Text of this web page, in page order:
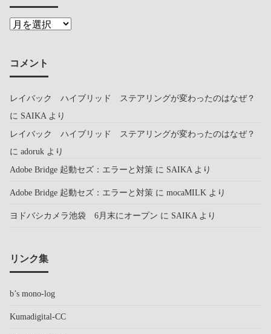
コメント
レイバック ハイブリッド ステアリングが変わったのはなぜ？
に SAIKAより
レイバック ハイブリッド ステアリングが変わったのはなぜ？
に adoruk より
Adobe Bridge 起動セズ：エラーと対策 に SAIKAより
Adobe Bridge 起動セズ：エラーと対策 に mocaMILK より
ヨドバシカメラ池袋 6月末にオープン に SAIKAより
リンク集
b’s mono-log
Kumadigital-CC